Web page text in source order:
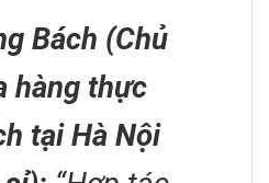
Bách (Chủ
hàng thực
tại Hà Nội